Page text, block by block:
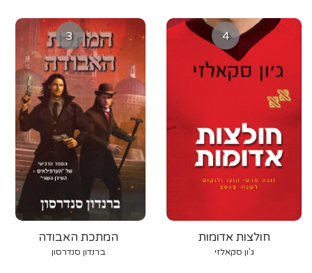
3
המתכת האבודה
ברנדון סנדרסון
4
חולצות אדומות
ג'ון סקאלזי